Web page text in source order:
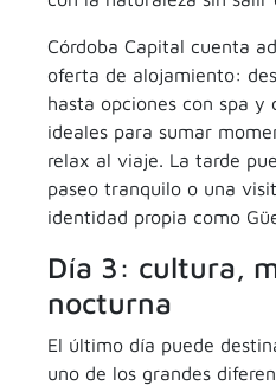
Córdoba Capital cuenta
oferta de alojamiento:
hasta opciones con spa y
ideales para sumar
relax al viaje. La tarde
paseo tranquilo o una
identidad propia como
Día 3: cultura,
nocturna
El último día puede
uno de los grandes